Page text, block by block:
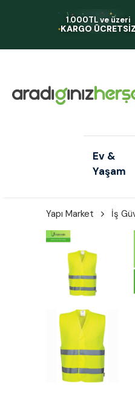
1.000TL ve üzeri
KARGO ÜCRETSİZ
Ev &
Yaşam
Yapı Market İş